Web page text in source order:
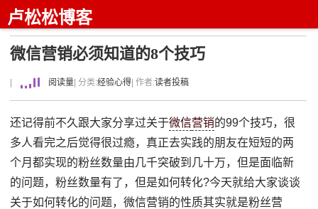
卢松松博客
微信营销必须知道的8个技巧
阅读量 | 分类:经验心得 | 作者:读者投稿
还记得前不久跟大家分享过关于微信营销的99个技巧，很
多人看完之后觉得很过瘾，真正去实践的朋友在短短的两
个月都实现的粉丝数量由几千突破到几十万，但是面临新
的问题，粉丝数量有了，但是如何转化?今天就给大家谈谈
关于如何转化的问题，微信营销的性质其实就是粉丝营